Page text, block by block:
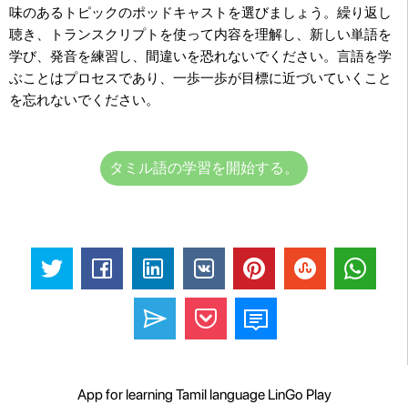
味のあるトピックのポッドキャストを選びましょう。繰り返し
聴き、トランスクリプトを使って内容を理解し、新しい単語を
学び、発音を練習し、間違いを恐れないでください。言語を学
ぶことはプロセスであり、一歩一歩が目標に近づいていくこと
を忘れないでください。
タミル語の学習を開始する。
App for learning Tamil language LinGo Play